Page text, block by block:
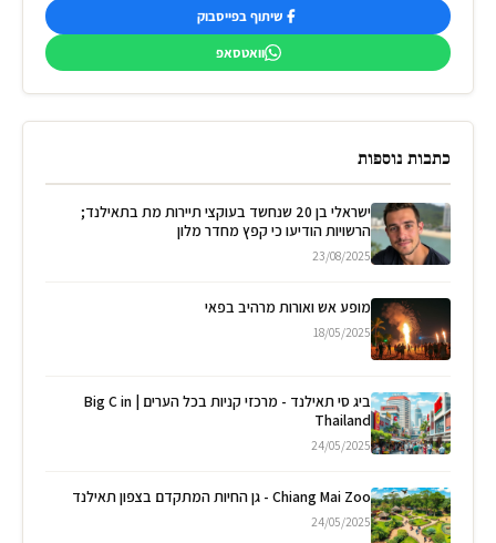
שיתוף בפייסבוק
וואטסאפ
כתבות נוספות
ישראלי בן 20 שנחשד בעוקצי תיירות מת בתאילנד;
הרשויות הודיעו כי קפץ מחדר מלון
23/08/2025
מופע אש ואורות מרהיב בפאי
18/05/2025
ביג סי תאילנד - מרכזי קניות בכל הערים | Big C in
Thailand
24/05/2025
Chiang Mai Zoo - גן החיות המתקדם בצפון תאילנד
24/05/2025